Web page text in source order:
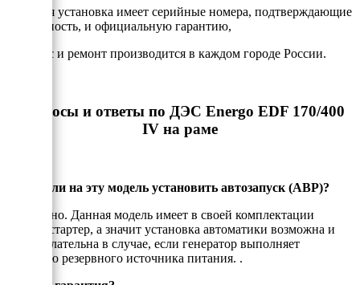
- Каждая установка имеет серийные номера, подтверждающие
подлинность, и официальную гарантию,
- Сервис и ремонт производится в каждом городе России.
Вопросы и ответы по ДЭС Energo EDF 170/400
IV на раме
Можно ли на эту модель установить автозапуск (АВР)?
Да, можно. Данная модель имеет в своей комплектации
электростартер, а значит установка автоматики возможна и
даже желательна в случае, если генератор выполняет
функцию резервного источника питания. .